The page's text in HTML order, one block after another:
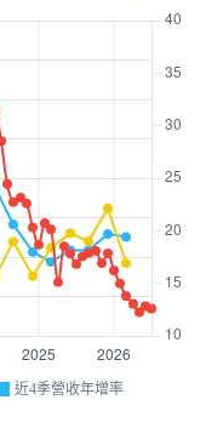
近4季營收年增率